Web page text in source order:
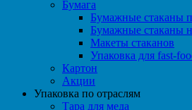
Бумага
Бумажные стаканы
Бумажные стаканы
Макеты стаканов
Упаковка для fast-
Картон
Акции
Упаковка по отраслям
Тара для меда